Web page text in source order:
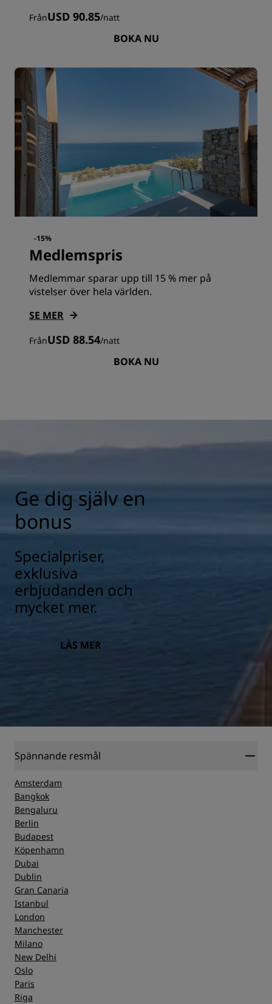
FrånUSD 90.85/natt
BOKA NU
-15%
Medlemspris
Medlemmar sparar upp till 15 % mer på
vistelser över hela världen.
SE MER
FrånUSD 88.54/natt
BOKA NU
Ge dig själv en
bonus
Specialpriser,
exklusiva
erbjudanden och
mycket mer.
LÄS MER
Spännande resmål
Amsterdam
Bangkok
Bengaluru
Berlin
Budapest
Köpenhamn
Dubai
Dublin
Gran Canaria
Istanbul
London
Manchester
Milano
New Delhi
Oslo
Paris
Riga